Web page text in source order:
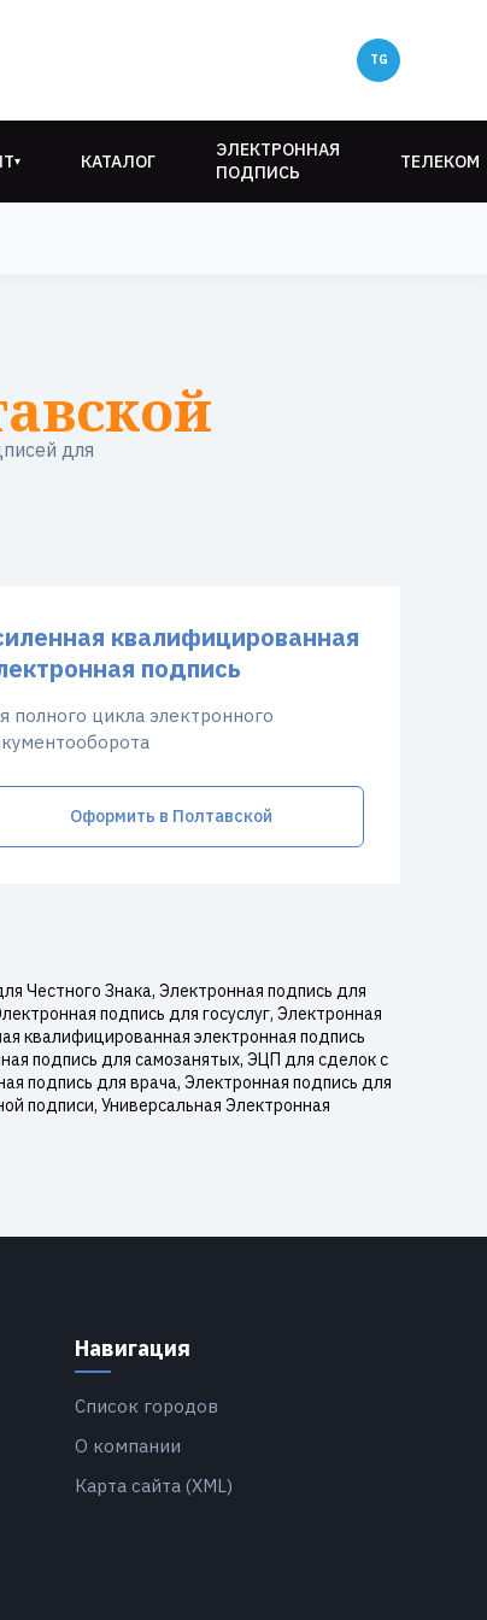
▾ КАТАЛОГ
ЭЛЕКТРОННАЯ
ПОДПИСЬ
ТЕЛЕКОМ
для
квалифицированная
подпись
полного цикла электронного
Оформить в Полтавской
Честного Знака, Электронная подпись для
подпись для госуслуг, Электронная
квалифицированная электронная подпись
подпись для самозанятых, ЭЦП для сделок с
подпись для врача, Электронная подпись для
подписи, Универсальная Электронная
Навигация
Список городов
О компании
Карта сайта (XML)